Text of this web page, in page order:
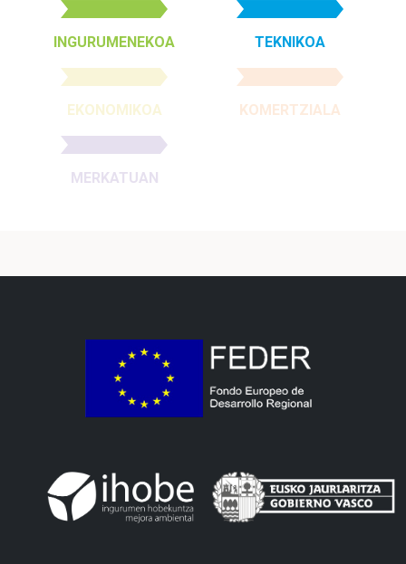
INGURUMENEKOA TEKNIKOA
EKONOMIKOA KOMERTZIALA
MERKATUAN